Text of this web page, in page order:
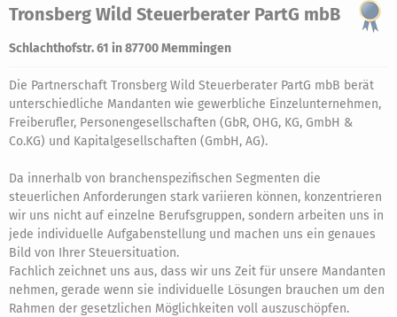
Tronsberg Wild Steuerberater PartG mbB
Schlachthofstr. 61 in 87700 Memmingen
Die Partnerschaft Tronsberg Wild Steuerberater PartG mbB berät
unterschiedliche Mandanten wie gewerbliche Einzelunternehmen,
Freiberufler, Personengesellschaften (GbR, OHG, KG, GmbH &
Co.KG) und Kapitalgesellschaften (GmbH, AG).
Da innerhalb von branchenspezifischen Segmenten die
steuerlichen Anforderungen stark variieren können, konzentrieren
wir uns nicht auf einzelne Berufsgruppen, sondern arbeiten uns in
jede individuelle Aufgabenstellung und machen uns ein genaues
Bild von Ihrer Steuersituation.
Fachlich zeichnet uns aus, dass wir uns Zeit für unsere Mandanten
nehmen, gerade wenn sie individuelle Lösungen brauchen um den
Rahmen der gesetzlichen Möglichkeiten voll auszuschöpfen.